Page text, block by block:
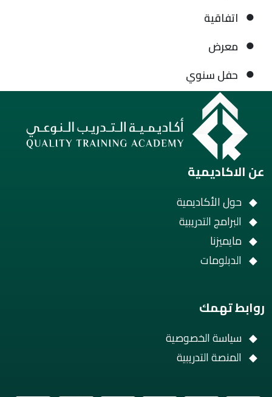
اتفاقية
معرض
حفل سنوي
عن الاكاديمية
حول الأكاديمية
البرامج التدريبية
مايميزنا
الدبلومات
روابط تهمك
سياسة الخصوصية
المنصة التدريبية